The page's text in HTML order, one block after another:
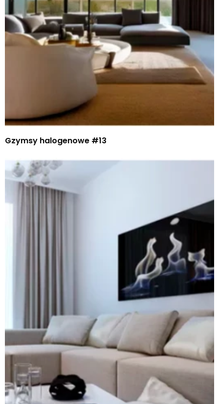
Gzymsy halogenowe #13